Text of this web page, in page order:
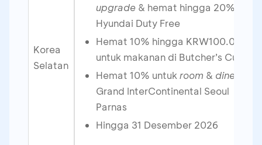
Korea
Selatan
upgrade & hemat hingga 20% di
Hyundai Duty Free
Hemat 10% hingga KRW100.000
untuk makanan di Butcher’s Cut
Hemat 10% untuk room & dine
Grand InterContinental Seoul
Parnas
Hingga 31 Desember 2026